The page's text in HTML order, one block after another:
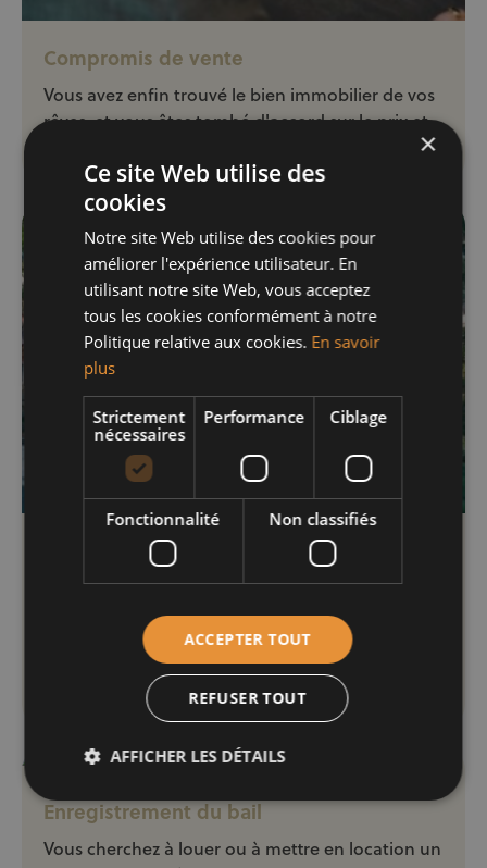
Compromis de vente
Vous avez enfin trouvé le bien immobilier de vos
rêves, et vous êtes tombé d'accord sur le prix et
Droit de préemption
Vous envisagez de vendre ou d'acheter un bien
immobilier en Belgique ? Et si un droit de
préemption s'appliquait ? Century 21 Ever One,
agence immobilière à Bruxelles, vous explique
tout sur ce fameux droit.
Enregistrement du bail
Vous cherchez à louer ou à mettre en location un
×
Ce site Web utilise des
cookies
Notre site Web utilise des cookies pour
améliorer l'expérience utilisateur. En
utilisant notre site Web, vous acceptez
tous les cookies conformément à notre
Politique relative aux cookies. En savoir
plus
Strictement
nécessaires
Performance Ciblage
Fonctionnalité Non classifiés
ACCEPTER TOUT
REFUSER TOUT
AFFICHER LES DÉTAILS